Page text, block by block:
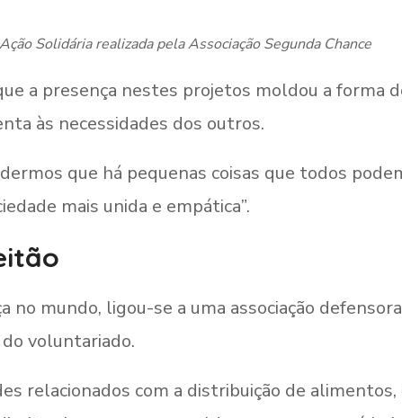
Ação Solidária realizada pela Associação Segunda Chance
a presença nestes projetos moldou a forma
às necessidades dos outros.
que há pequenas coisas que todos
mais unida e empática”.
mundo, ligou-se a uma associação
voluntariado.
relacionados com a distribuição de alimentos,